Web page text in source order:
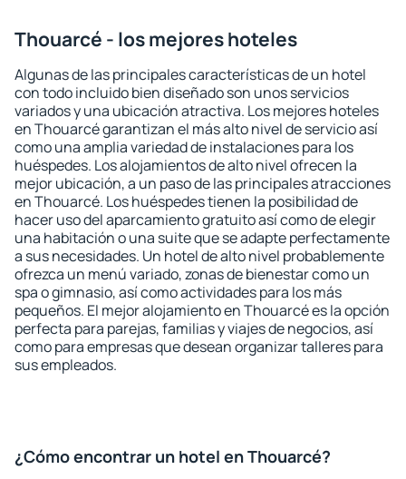
Thouarcé - los mejores hoteles
Algunas de las principales características de un hotel
con todo incluido bien diseñado son unos servicios
variados y una ubicación atractiva. Los mejores hoteles
en Thouarcé garantizan el más alto nivel de servicio así
como una amplia variedad de instalaciones para los
huéspedes. Los alojamientos de alto nivel ofrecen la
mejor ubicación, a un paso de las principales atracciones
en Thouarcé. Los huéspedes tienen la posibilidad de
hacer uso del aparcamiento gratuito así como de elegir
una habitación o una suite que se adapte perfectamente
a sus necesidades. Un hotel de alto nivel probablemente
ofrezca un menú variado, zonas de bienestar como un
spa o gimnasio, así como actividades para los más
pequeños. El mejor alojamiento en Thouarcé es la opción
perfecta para parejas, familias y viajes de negocios, así
como para empresas que desean organizar talleres para
sus empleados.
¿Cómo encontrar un hotel en Thouarcé?